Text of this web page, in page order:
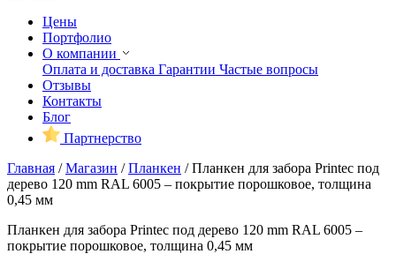
Цены
Портфолио
О компании
Оплата и доставка Гарантии Частые вопросы
Отзывы
Контакты
Блог
Партнерство
Главная /Магазин /Планкен /Планкен для забора Printec под
дерево 120 mm RAL 6005 – покрытие порошковое, толщина
0,45 мм
Планкен для забора Printec под дерево 120 mm RAL 6005 –
покрытие порошковое, толщина 0,45 мм